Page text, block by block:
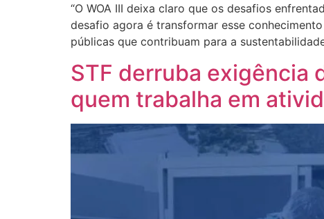
“O WOA III deixa claro que os desafios
desafio agora é transformar esse
públicas que contribuam para a
STF derruba exigência
quem trabalha em